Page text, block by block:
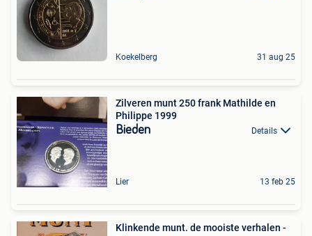
Koekelberg 31 aug 25
Zilveren munt 250 frank Mathilde en
Philippe 1999
Bieden Details
Lier 13 feb 25
Klinkende munt. de mooiste verhalen -